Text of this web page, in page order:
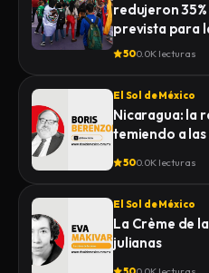
redujeron
prevista para
500.0K lecturas
El Sol de México
Nicaragua: la
temiendo a las
500.0K lecturas
El Sol de México
La Crème de
julianas